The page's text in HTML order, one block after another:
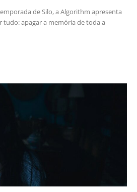
de Silo, a Algorithm apresenta
apagar a memória de toda a